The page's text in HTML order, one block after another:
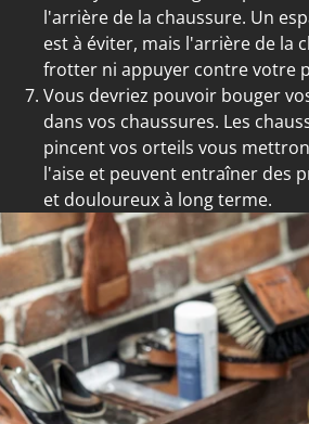
l'arrière de la chaussure. Un
est à éviter, mais l'arrière de la
frotter ni appuyer contre votre
Vous devriez pouvoir bouger
dans vos chaussures. Les
pincent vos orteils vous
l'aise et peuvent entraîner des
et douloureux à long terme.